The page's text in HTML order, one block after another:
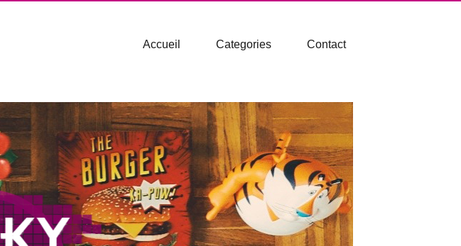
Accueil Categories Contact